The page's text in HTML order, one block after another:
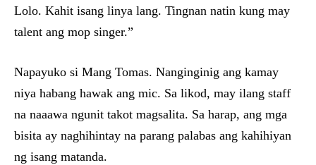
Lolo. Kahit isang linya lang. Tingnan natin kung may
talent ang mop singer.”
Napayuko si Mang Tomas. Nanginginig ang kamay
niya habang hawak ang mic. Sa likod, may ilang staff
na naaawa ngunit takot magsalita. Sa harap, ang mga
bisita ay naghihintay na parang palabas ang kahihiyan
ng isang matanda.